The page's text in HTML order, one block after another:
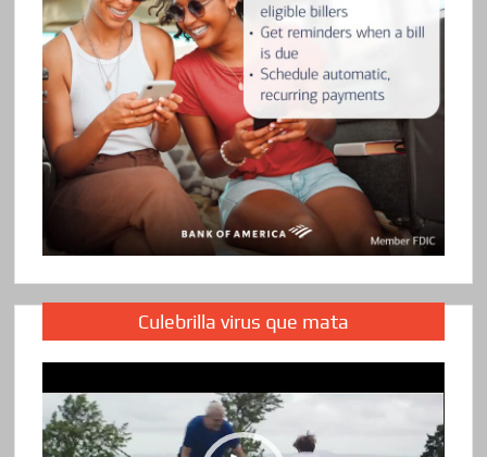
Culebrilla virus que mata
de
vídeo